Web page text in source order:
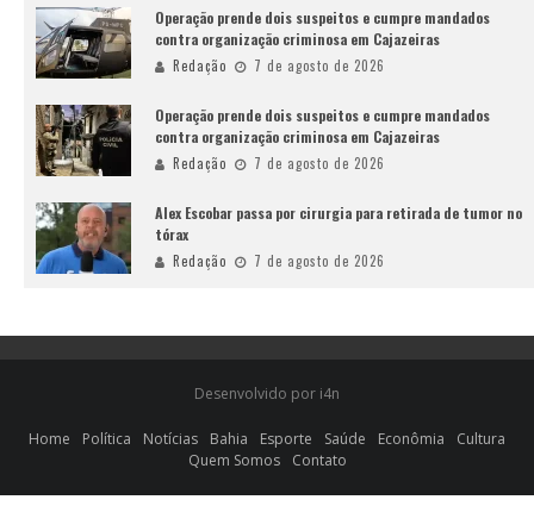
Operação prende dois suspeitos e cumpre mandados
contra organização criminosa em Cajazeiras
Redação 7 de agosto de 2026
Operação prende dois suspeitos e cumpre mandados
contra organização criminosa em Cajazeiras
Redação 7 de agosto de 2026
Alex Escobar passa por cirurgia para retirada de tumor no
tórax
Redação 7 de agosto de 2026
Desenvolvido por i4n
Home Política Notícias Bahia Esporte Saúde Econômia
Cultura
Quem Somos
Contato